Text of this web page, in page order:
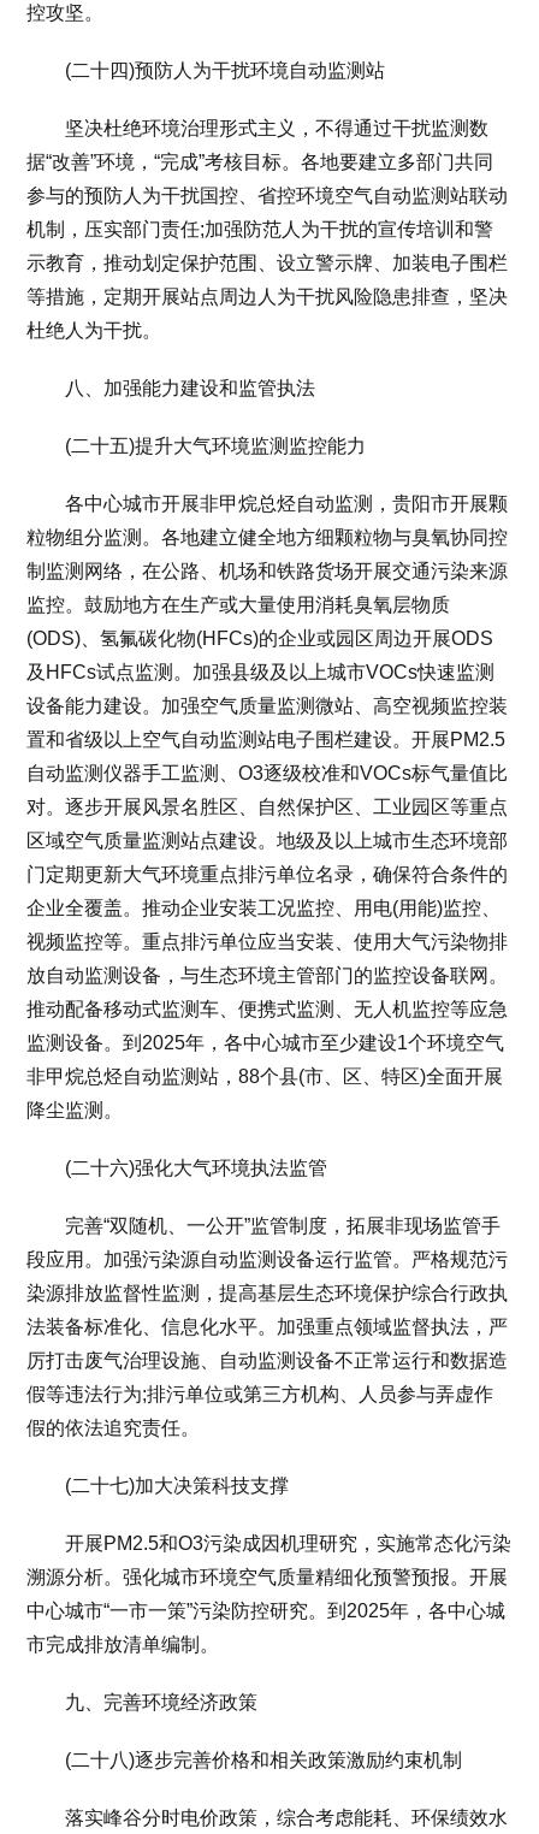
控攻坚。
(二十四)预防人为干扰环境自动监测站
坚决杜绝环境治理形式主义，不得通过干扰监测数
据“改善”环境，“完成”考核目标。各地要建立多部门共同
参与的预防人为干扰国控、省控环境空气自动监测站联动
机制，压实部门责任;加强防范人为干扰的宣传培训和警
示教育，推动划定保护范围、设立警示牌、加装电子围栏
等措施，定期开展站点周边人为干扰风险隐患排查，坚决
杜绝人为干扰。
八、加强能力建设和监管执法
(二十五)提升大气环境监测监控能力
各中心城市开展非甲烷总烃自动监测，贵阳市开展颗
粒物组分监测。各地建立健全地方细颗粒物与臭氧协同控
制监测网络，在公路、机场和铁路货场开展交通污染来源
监控。鼓励地方在生产或大量使用消耗臭氧层物质
(ODS)、氢氟碳化物(HFCs)的企业或园区周边开展ODS
及HFCs试点监测。加强县级及以上城市VOCs快速监测
设备能力建设。加强空气质量监测微站、高空视频监控装
置和省级以上空气自动监测站电子围栏建设。开展PM2.5
自动监测仪器手工监测、O3逐级校准和VOCs标气量值比
对。逐步开展风景名胜区、自然保护区、工业园区等重点
区域空气质量监测站点建设。地级及以上城市生态环境部
门定期更新大气环境重点排污单位名录，确保符合条件的
企业全覆盖。推动企业安装工况监控、用电(用能)监控、
视频监控等。重点排污单位应当安装、使用大气污染物排
放自动监测设备，与生态环境主管部门的监控设备联网。
推动配备移动式监测车、便携式监测、无人机监控等应急
监测设备。到2025年，各中心城市至少建设1个环境空气
非甲烷总烃自动监测站，88个县(市、区、特区)全面开展
降尘监测。
(二十六)强化大气环境执法监管
完善“双随机、一公开”监管制度，拓展非现场监管手
段应用。加强污染源自动监测设备运行监管。严格规范污
染源排放监督性监测，提高基层生态环境保护综合行政执
法装备标准化、信息化水平。加强重点领域监督执法，严
厉打击废气治理设施、自动监测设备不正常运行和数据造
假等违法行为;排污单位或第三方机构、人员参与弄虚作
假的依法追究责任。
(二十七)加大决策科技支撑
开展PM2.5和O3污染成因机理研究，实施常态化污染
溯源分析。强化城市环境空气质量精细化预警预报。开展
中心城市“一市一策”污染防控研究。到2025年，各中心城
市完成排放清单编制。
九、完善环境经济政策
(二十八)逐步完善价格和相关政策激励约束机制
落实峰谷分时电价政策，综合考虑能耗、环保绩效水